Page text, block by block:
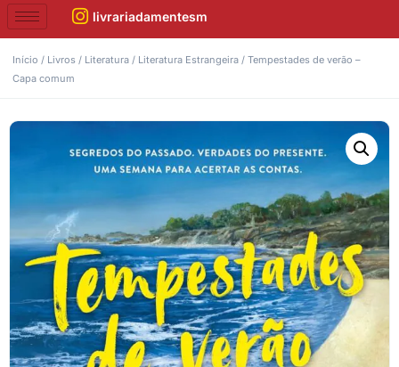
livrariadamentesm
Início / Livros / Literatura / Literatura Estrangeira / Tempestades de verão –
Capa comum